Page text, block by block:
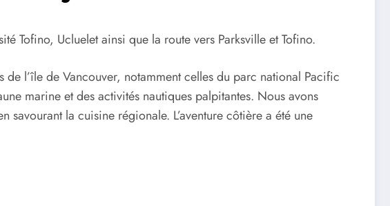
Tofino, Ucluelet ainsi que la route vers Parksville et Tofino.
l’île de Vancouver, notamment celles du parc national Pacific
marine et des activités nautiques palpitantes. Nous avons
la cuisine régionale. L’aventure côtière a été une